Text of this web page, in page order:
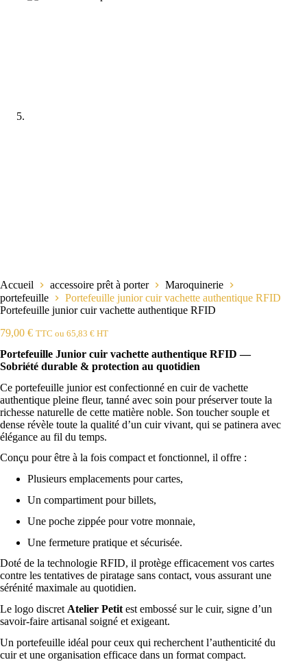
Accueil accessoire prêt à porter
Maroquinerie
portefeuille
Portefeuille junior cuir vachette authentique RFID
Portefeuille junior cuir vachette authentique RFID
79,00 € TTC ou 65,83 € HT
Portefeuille Junior cuir vachette authentique RFID —
Sobriété durable & protection au quotidien
Ce portefeuille junior est confectionné en cuir de vachette
authentique pleine fleur, tanné avec soin pour préserver toute la
richesse naturelle de cette matière noble. Son toucher souple et
dense révèle toute la qualité d’un cuir vivant, qui se patinera avec
élégance au fil du temps.
Conçu pour être à la fois compact et fonctionnel, il offre :
Plusieurs emplacements pour cartes,
Un compartiment pour billets,
Une poche zippée pour votre monnaie,
Une fermeture pratique et sécurisée.
Doté de la technologie RFID, il protège efficacement vos cartes
contre les tentatives de piratage sans contact, vous assurant une
sérénité maximale au quotidien.
Le logo discret Atelier Petit est embossé sur le cuir, signe d’un
savoir-faire artisanal soigné et exigeant.
Un portefeuille idéal pour ceux qui recherchent l’authenticité du
cuir et une organisation efficace dans un format compact.